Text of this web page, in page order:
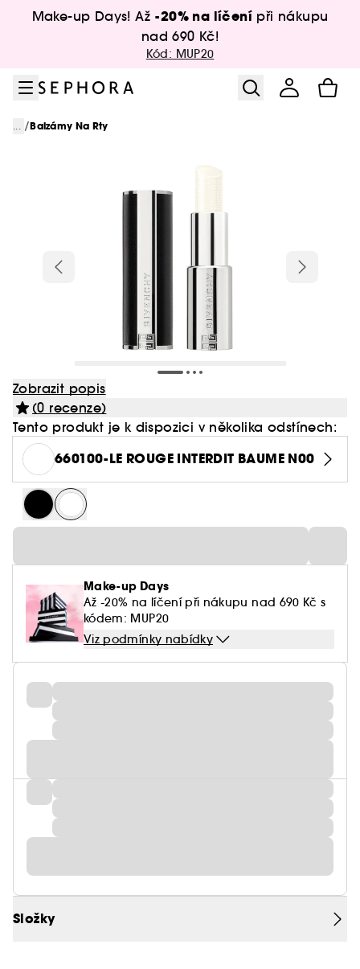
Přejít na hlavní obsah
Make-up Days! Až -20% na líčení při nákupu
nad 690 Kč!
Kód: MUP20
... /Balzámy Na Rty
Zobrazit popis
(0 recenze)
Tento produkt je k dispozici v několika odstínech:
660100-LE ROUGE INTERDIT BAUME N00
Make-up Days
Až -20% na líčení při nákupu nad 690 Kč s
kódem: MUP20
Viz podmínky nabídky
Složky